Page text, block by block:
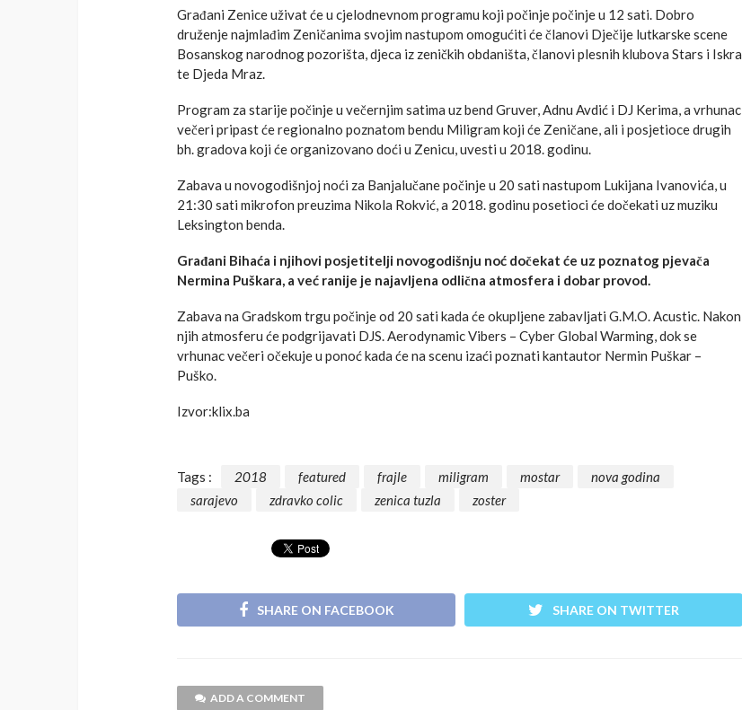
Građani Zenice uživat će u cjelodnevnom programu koji počinje počinje u 12 sati. Dobro
druženje najmlađim Zeničanima svojim nastupom omogućiti će članovi Dječije lutkarske scene
Bosanskog narodnog pozorišta, djeca iz zeničkih obdaništa, članovi plesnih klubova Stars i Iskra
te Djeda Mraz.
Program za starije počinje u večernjim satima uz bend Gruver, Adnu Avdić i DJ Kerima, a vrhunac
večeri pripast će regionalno poznatom bendu Miligram koji će Zeničane, ali i posjetioce drugih
bh. gradova koji će organizovano doći u Zenicu, uvesti u 2018. godinu.
Zabava u novogodišnjoj noći za Banjalučane počinje u 20 sati nastupom Lukijana Ivanovića, u
21:30 sati mikrofon preuzima Nikola Rokvić, a 2018. godinu posetioci će dočekati uz muziku
Leksington benda.
Građani Bihaća i njihovi posjetitelji novogodišnju noć dočekat će uz poznatog pjevača
Nermina Puškara, a već ranije je najavljena odlična atmosfera i dobar provod.
Zabava na Gradskom trgu počinje od 20 sati kada će okupljene zabavljati G.M.O. Acustic. Nakon
njih atmosferu će podgrijavati DJS. Aerodynamic Vibers – Cyber Global Warming, dok se
vrhunac večeri očekuje u ponoć kada će na scenu izaći poznati kantautor Nermin Puškar –
Puško.
Izvor:klix.ba
Tags : 2018 featured frajle miligram mostar
nova godina
sarajevo
zdravko colic zenica tuzla zoster
SHARE ON FACEBOOK SHARE ON TWITTER
ADD A COMMENT